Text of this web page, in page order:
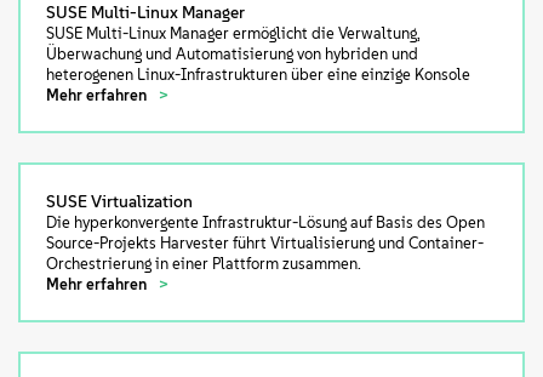
SUSE Multi-Linux Manager
SUSE Multi-Linux Manager ermöglicht die Verwaltung,
Überwachung und Automatisierung von hybriden und
heterogenen Linux-Infrastrukturen über eine einzige Konsole
Mehr erfahren
SUSE Virtualization
Die hyperkonvergente Infrastruktur-Lösung auf Basis des Open
Source-Projekts Harvester führt Virtualisierung und Container-
Orchestrierung in einer Plattform zusammen.
Mehr erfahren